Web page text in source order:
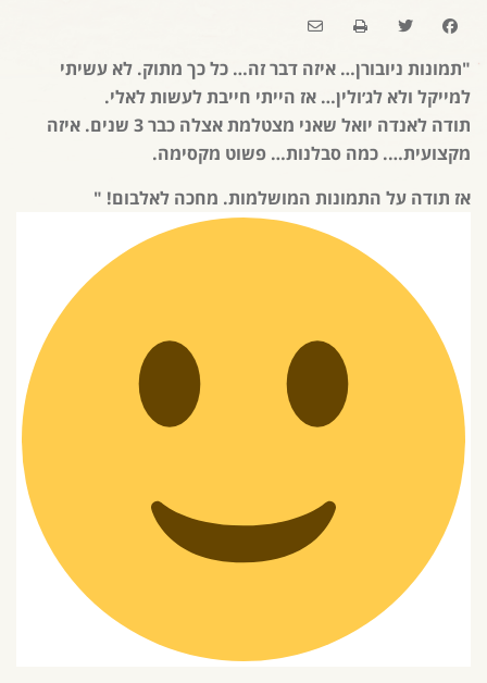
"תמונות ניובורן… איזה דבר זה… כל כך מתוק. לא עשיתי
למייקל ולא לג׳ולין… אז הייתי חייבת לעשות לאלי.
תודה לאנדה יואל שאני מצטלמת אצלה כבר 3 שנים. איזה
מקצועית…. כמה סבלנות… פשוט מקסימה.
אז תודה על התמונות המושלמות. מחכה לאלבום! "